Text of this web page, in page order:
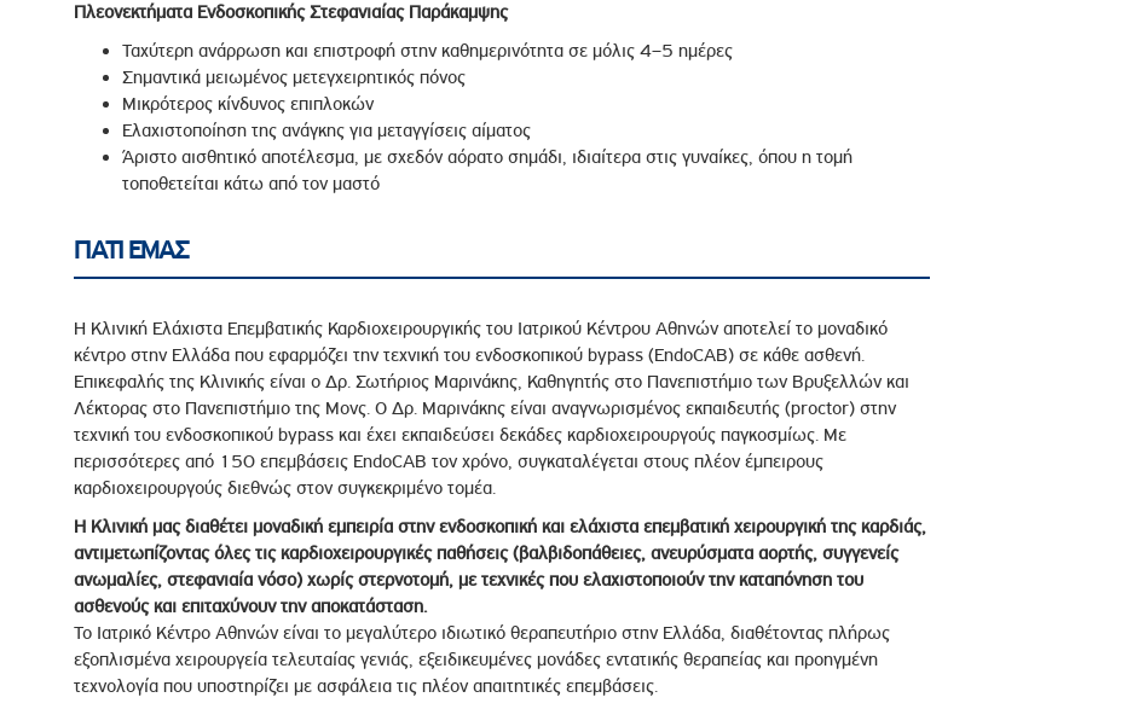
Πλεονεκτήματα Ενδοσκοπικής Στεφανιαίας Παράκαμψης
Ταχύτερη ανάρρωση και επιστροφή στην καθημερινότητα σε μόλις 4–5 ημέρες
Σημαντικά μειωμένος μετεγχειρητικός πόνος
Μικρότερος κίνδυνος επιπλοκών
Ελαχιστοποίηση της ανάγκης για μεταγγίσεις αίματος
Άριστο αισθητικό αποτέλεσμα, με σχεδόν αόρατο σημάδι, ιδιαίτερα στις γυναίκες, όπου η τομή
τοποθετείται κάτω από τον μαστό
ΓΙΑΤΙ ΕΜΑΣ
Η Κλινική Ελάχιστα Επεμβατικής Καρδιοχειρουργικής του Ιατρικού Κέντρου Αθηνών αποτελεί το μοναδικό
κέντρο στην Ελλάδα που εφαρμόζει την τεχνική του ενδοσκοπικού bypass (EndoCAB) σε κάθε ασθενή.
Επικεφαλής της Κλινικής είναι ο Δρ. Σωτήριος Μαρινάκης, Καθηγητής στο Πανεπιστήμιο των Βρυξελλών και
Λέκτορας στο Πανεπιστήμιο της Μονς. Ο Δρ. Μαρινάκης είναι αναγνωρισμένος εκπαιδευτής (proctor) στην
τεχνική του ενδοσκοπικού bypass και έχει εκπαιδεύσει δεκάδες καρδιοχειρουργούς παγκοσμίως. Με
περισσότερες από 150 επεμβάσεις EndoCAB τον χρόνο, συγκαταλέγεται στους πλέον έμπειρους
καρδιοχειρουργούς διεθνώς στον συγκεκριμένο τομέα.
Η Κλινική μας διαθέτει μοναδική εμπειρία στην ενδοσκοπική και ελάχιστα επεμβατική χειρουργική της καρδιάς,
αντιμετωπίζοντας όλες τις καρδιοχειρουργικές παθήσεις (βαλβιδοπάθειες, ανευρύσματα αορτής, συγγενείς
ανωμαλίες, στεφανιαία νόσο) χωρίς στερνοτομή, με τεχνικές που ελαχιστοποιούν την καταπόνηση του
ασθενούς και επιταχύνουν την αποκατάσταση.
Το Ιατρικό Κέντρο Αθηνών είναι το μεγαλύτερο ιδιωτικό θεραπευτήριο στην Ελλάδα, διαθέτοντας πλήρως
εξοπλισμένα χειρουργεία τελευταίας γενιάς, εξειδικευμένες μονάδες εντατικής θεραπείας και προηγμένη
τεχνολογία που υποστηρίζει με ασφάλεια τις πλέον απαιτητικές επεμβάσεις.